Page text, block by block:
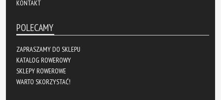
KONTAKT
POLECAMY
ZAPRASZAMY DO SKLEPU
KATALOG ROWEROWY
SKLEPY ROWEROWE
WARTO SKORZYSTAĆ!